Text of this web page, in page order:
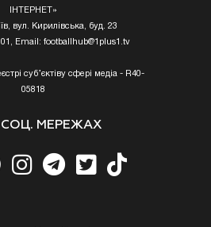
ІНТЕРНЕТ»
вул. Кирилівська, буд. 23
01, Email: footballhub@1plus1.tv
суб’єктіву сфері медіа - R40-
05818
МЕРЕЖАХ